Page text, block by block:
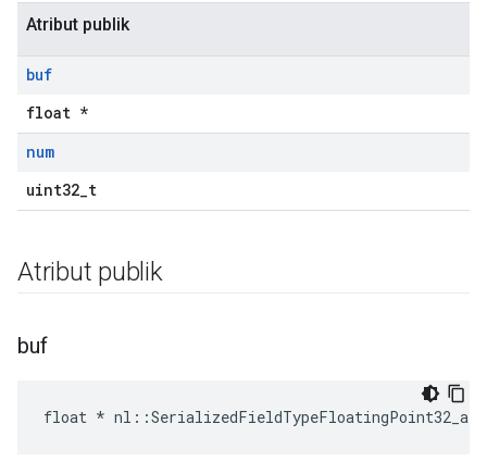
Atribut publik
buf
float *
num
uint32_t
Atribut publik
buf
float *